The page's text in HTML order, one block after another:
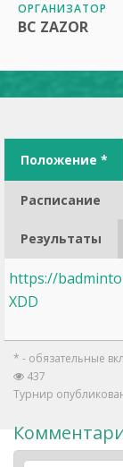
ОРГАНИЗАТОР
BC ZAZOR
Положение *
Расписание
Результаты
https://
XDD
* - обязательные
437
Турнир